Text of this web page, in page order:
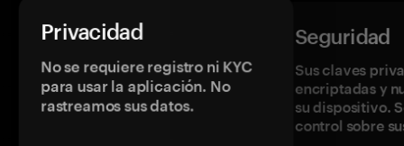
Privacidad
No se requiere registro ni KYC
para usar la aplicación. No
rastreamos sus datos.
Seguridad
Sus claves
encriptadas y
su dispositivo.
control sobre